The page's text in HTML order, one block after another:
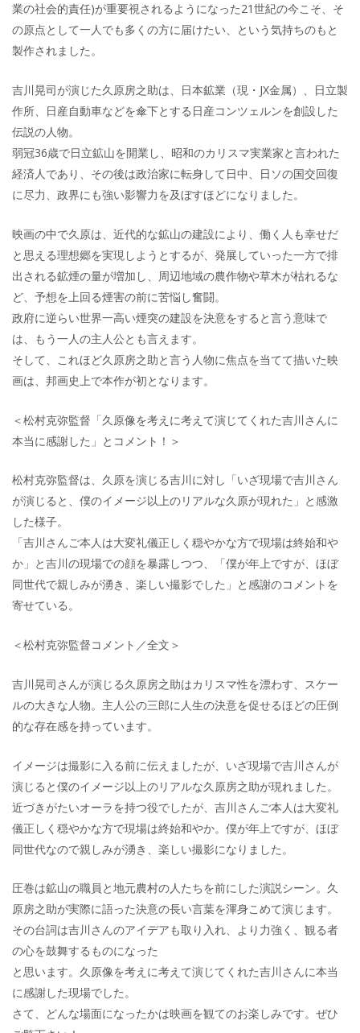
業の社会的責任)が重要視されるようになった21世紀の今こそ、そ
の原点として一人でも多くの方に届けたい、という気持ちのもと
製作されました。
吉川晃司が演じた久原房之助は、日本鉱業（現・JX金属）、日立製
作所、日産自動車などを傘下とする日産コンツェルンを創設した
伝説の人物。
弱冠36歳で日立鉱山を開業し、昭和のカリスマ実業家と言われた
経済人であり、その後は政治家に転身して日中、日ソの国交回復
に尽力、政界にも強い影響力を及ぼすほどになりました。
映画の中で久原は、近代的な鉱山の建設により、働く人も幸せだ
と思える理想郷を実現しようとするが、発展していった一方で排
出される鉱煙の量が増加し、周辺地域の農作物や草木が枯れるな
ど、予想を上回る煙害の前に苦悩し奮闘。
政府に逆らい世界一高い煙突の建設を決意をすると言う意味で
は、もう一人の主人公とも言えます。
そして、これほど久原房之助と言う人物に焦点を当てて描いた映
画は、邦画史上で本作が初となります。
＜松村克弥監督「久原像を考えに考えて演じてくれた吉川さんに
本当に感謝した」とコメント！＞
松村克弥監督は、久原を演じる吉川に対し「いざ現場で吉川さん
が演じると、僕のイメージ以上のリアルな久原が現れた」と感激
した様子。
「吉川さんご本人は大変礼儀正しく穏やかな方で現場は終始和や
か」と吉川の現場での顔を暴露しつつ、「僕が年上ですが、ほぼ
同世代で親しみが湧き、楽しい撮影でした」と感謝のコメントを
寄せている。
＜松村克弥監督コメント／全文＞
吉川晃司さんが演じる久原房之助はカリスマ性を漂わす、スケー
ルの大きな人物。主人公の三郎に人生の決意を促せるほどの圧倒
的な存在感を持っています。
イメージは撮影に入る前に伝えましたが、いざ現場で吉川さんが
演じると僕のイメージ以上のリアルな久原房之助が現れました。
近づきがたいオーラを持つ役でしたが、吉川さんご本人は大変礼
儀正しく穏やかな方で現場は終始和やか。僕が年上ですが、ほぼ
同世代なので親しみが湧き、楽しい撮影になりました。
圧巻は鉱山の職員と地元農村の人たちを前にした演説シーン。久
原房之助が実際に語った決意の長い言葉を渾身こめて演じます。
その台詞は吉川さんのアイデアも取り入れ、より力強く、観る者
の心を鼓舞するものになった
と思います。久原像を考えに考えて演じてくれた吉川さんに本当
に感謝した現場でした。
さて、どんな場面になったかは映画を観てのお楽しみです。ぜひ